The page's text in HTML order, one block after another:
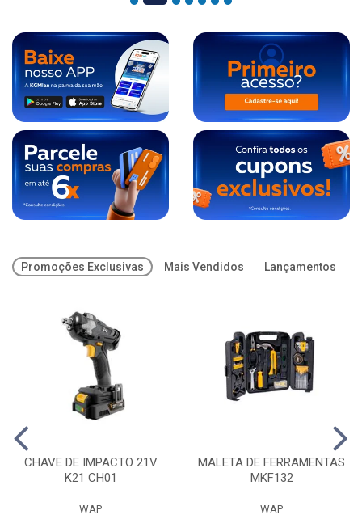
Promoções Exclusivas Mais Vendidos Lançamentos
CHAVE DE IMPACTO 21V
K21 CH01
WAP
MALETA DE FERRAMENTAS
MKF132
WAP